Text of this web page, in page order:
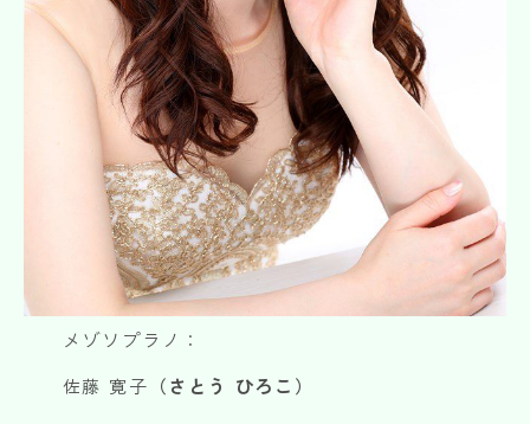
メゾソプラノ：
佐藤 寛子 （さとう ひろこ）